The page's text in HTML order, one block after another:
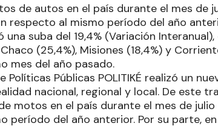
de autos en el país durante el mes de
respecto al mismo período del año
suba del 19,4% (Variación
(25,4%), Misiones (18,4%) y
mes del año pasado.
Políticas Públicas POLITIKÉ realizó un
nacional, regional y local. De este
motos en el país durante el mes de julio
período del año anterior. Por su parte,